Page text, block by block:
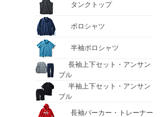
タンクトップ
ポロシャツ
半袖ポロシャツ
長袖上下セット・アンサン
ブル
半袖上下セット・アンサン
ブル
長袖パーカー・トレーナー